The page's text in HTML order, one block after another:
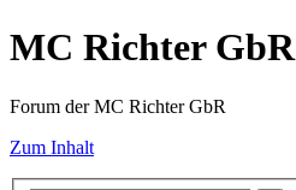
MC Richter GbR
Forum der MC Richter GbR
Zum Inhalt